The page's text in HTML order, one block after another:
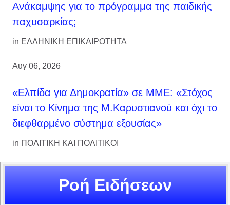
Ανάκαμψης για το πρόγραμμα της παιδικής
παχυσαρκίας;
in ΕΛΛΗΝΙΚΗ ΕΠΙΚΑΙΡΟΤΗΤΑ
Αυγ 06, 2026
«Ελπίδα για Δημοκρατία» σε ΜΜΕ: «Στόχος
είναι το Κίνημα της Μ.Καρυστιανού και όχι το
διεφθαρμένο σύστημα εξουσίας»
in ΠΟΛΙΤΙΚΗ ΚΑΙ ΠΟΛΙΤΙΚΟΙ
Ροή Ειδήσεων